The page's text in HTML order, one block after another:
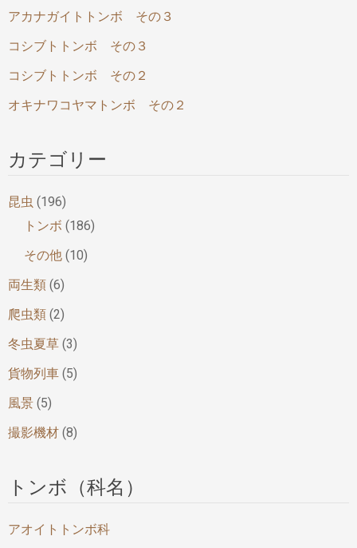
アカナガイトトンボ その３
コシブトトンボ その３
コシブトトンボ その２
オキナワコヤマトンボ その２
カテゴリー
昆虫 (196)
トンボ (186)
その他 (10)
両生類 (6)
爬虫類 (2)
冬虫夏草 (3)
貨物列車 (5)
風景 (5)
撮影機材 (8)
トンボ（科名）
アオイトトンボ科